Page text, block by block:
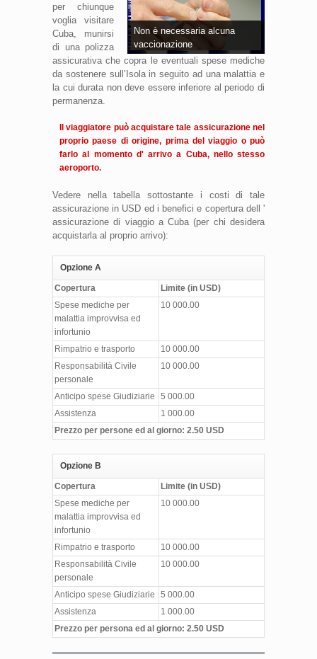
Non è necessaria alcuna
vaccionazione
per chiunque
voglia visitare
Cuba, munirsi
di una polizza
assicurativa che copra le eventuali spese mediche
da sostenere sull’Isola in seguito ad una malattia e
la cui durata non deve essere inferiore al periodo di
permanenza.
Il viaggiatore può acquistare tale assicurazione nel
proprio paese di origine, prima del viaggio o può
farlo al momento d' arrivo a Cuba, nello stesso
aeroporto.
Vedere nella tabella sottostante i costi di tale
assicurazione in USD ed i benefici e copertura dell '
assicurazione di viaggio a Cuba (per chi desidera
acquistarla al proprio arrivo):
Opzione A
Copertura
Limite (in USD)
Spese mediche per
malattia improvvisa ed
infortunio
10 000.00
Rimpatrio e trasporto
10 000.00
Responsabilità Civile
personale
10 000.00
Anticipo spese Giudiziarie
5 000.00
Assistenza
1 000.00
Prezzo per persone ed al giorno: 2.50 USD
Opzione B
Copertura
Limite (in USD)
Spese mediche per
malattia improvvisa ed
infortunio
10 000.00
Rimpatrio e trasporto
10 000.00
Responsabilità Civile
personale
10 000.00
Anticipo spese Giudiziarie
5 000.00
Assistenza
1 000.00
Prezzo per persona ed al giorno: 2.50 USD